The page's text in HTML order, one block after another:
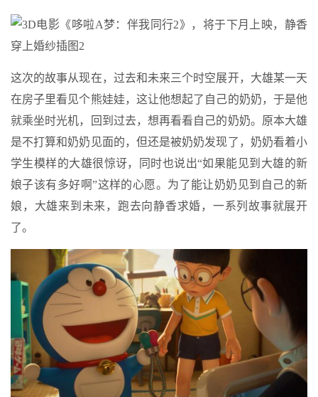
这次的故事从现在，过去和未来三个时空展开，大雄某一天
在房子里看见个熊娃娃，这让他想起了自己的奶奶，于是他
就乘坐时光机，回到过去，想再看看自己的奶奶。原本大雄
是不打算和奶奶见面的，但还是被奶奶发现了，奶奶看着小
学生模样的大雄很惊讶，同时也说出“如果能见到大雄的新
娘子该有多好啊”这样的心愿。为了能让奶奶见到自己的新
娘，大雄来到未来，跑去向静香求婚，一系列故事就展开
了。